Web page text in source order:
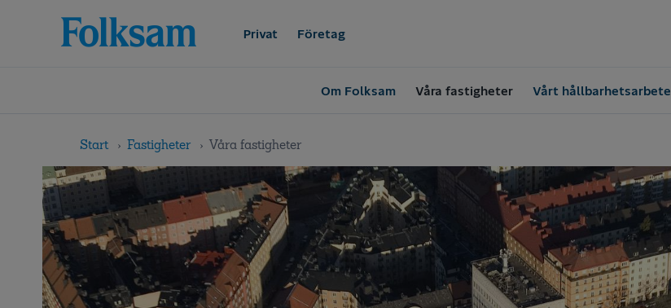
navigation
Privat Företag
Om Folksam Våra fastigheter Vårt hållbarhetsarbete
Start Fastigheter Våra fastigheter